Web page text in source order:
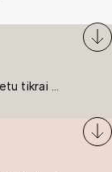
Modernios klasikos interjeras pastaruoju metu tikrai yra „ant bangos“. Tie, kurie nenori pernelyg nutolti nuo klasikos, bet drauge žavisi šiuolaikiškais sprendimais, su malonumu savo namuose kuria klasikos ir modernaus interjero tandemą – elegantišką, subtilų ir žavingą.